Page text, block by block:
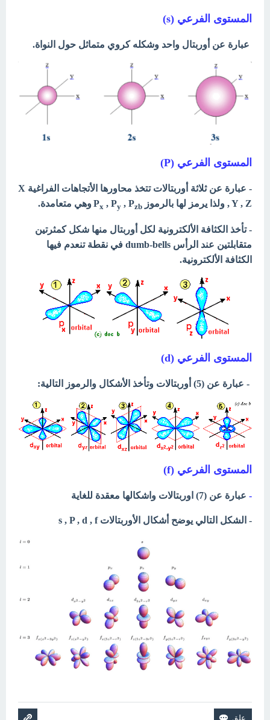
المستوى الفرعي (s)
عبارة عن أوربتال واحد وشكله كروي متماثل حول النواة.
المستوى الفرعي (P)
- عبارة عن ثلاثة أوربتالات تتخذ محاورها الأتجاهات الفراغية X
, Y , Z ولذا يرمز لها بالرموز P
x , Py , Pzb وهي متعامدة.
- تأخذ الكثافة الألكترونية لكل أوربتال منها شكل كمثرتين
متقابلتين عند الرأس dumb-bells في نقطة تنعدم فيها
الكثافة الألكترونية.
المستوى الفرعي (d)
- عبارة عن (5) أوربتالات وتأخذ الأشكال والرموز التالية:
المستوى الفرعي (f)
- عبارة عن (7) اوربتالات واشكالها معقدة للغاية
- الشكل التالي يوضح أشكال الأوربتالات s , P , d , f